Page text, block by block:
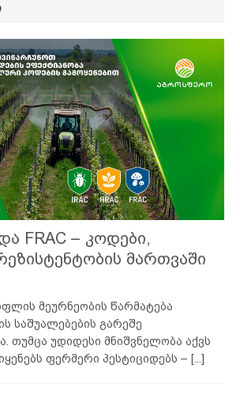
და FRAC – კოდები,
მართვაში
მეურნეობის წარმატება
საშუალებების გარეშე
თუმცა უდიდესი მნიშვნელობა აქვს
ფერმერი პესტიციდებს – [...]